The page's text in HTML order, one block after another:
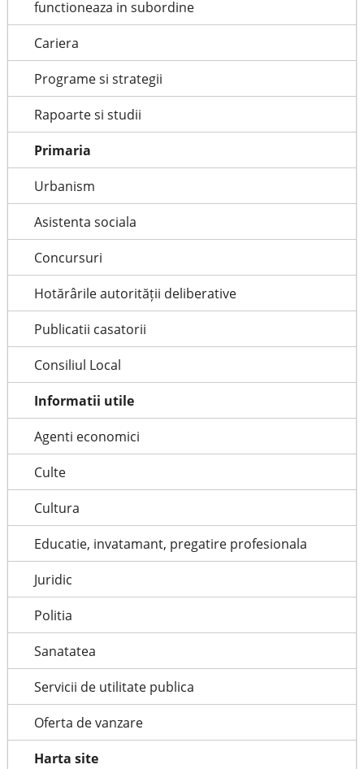
functioneaza in subordine
Cariera
Programe si strategii
Rapoarte si studii
Primaria
Urbanism
Asistenta sociala
Concursuri
Hotărârile autorității deliberative
Publicatii casatorii
Consiliul Local
Informatii utile
Agenti economici
Culte
Cultura
Educatie, invatamant, pregatire profesionala
Juridic
Politia
Sanatatea
Servicii de utilitate publica
Oferta de vanzare
Harta site